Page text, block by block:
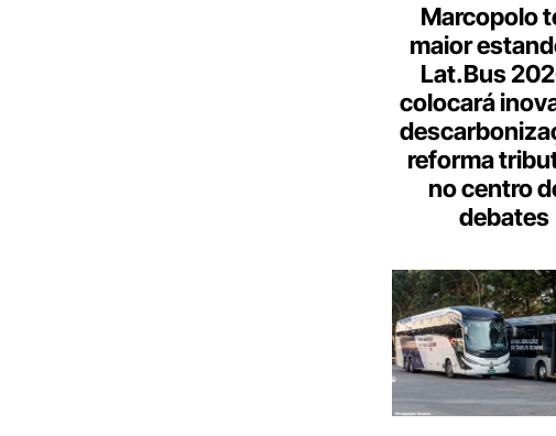
Marcopolo
maior
Lat.Bus
colocará
reforma
no centro
debates